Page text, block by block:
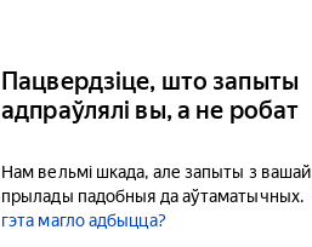
Пацвердзіце, што запыты
адпраўлялі вы, а не робат
Нам вельмі шкада, але запыты з вашай
прылады падобныя да аўтаматычных.
гэта магло адбыцца?